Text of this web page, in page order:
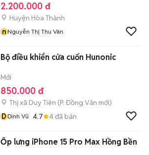
2.200.000 đ
Huyện Hòa Thành
nNguyễn Thị Thu Vân
Bộ điều khiển cửa cuốn Hunonic
Mới
850.000 đ
Thị xã Duy Tiên (P. Đồng Văn mới)
DDinh Vũ 4.7 4đã bán
Ốp lưng iPhone 15 Pro Max Hồng Bền